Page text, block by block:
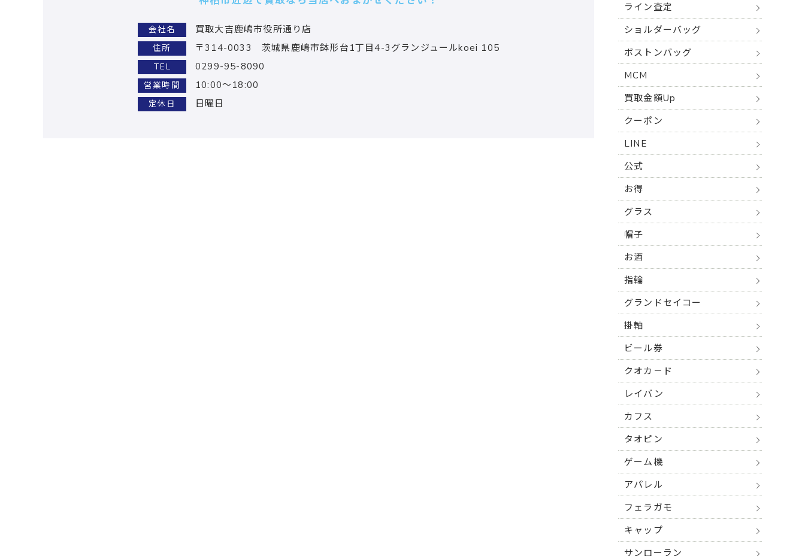
会社名 買取大吉鹿嶋市役所通り店
住所 〒314-0033 茨城県鹿嶋市鉢形台1丁目4-3グランジュールkoei 105
TEL 0299-95-8090
営業時間 10:00～18:00
定休日 日曜日
ライン査定
ショルダーバッグ
ボストンバッグ
MCM
買取金額Up
クーポン
LINE
公式
お得
グラス
帽子
お酒
指輪
グランドセイコー
掛軸
ビール券
クオカ－ド
レイバン
カフス
タオピン
ゲーム機
アパレル
フェラガモ
キャップ
サンローラン